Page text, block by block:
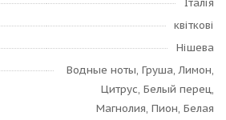
Італія
квіткові
Нішева
Водные ноты, Груша, Лимон,
Цитрус, Белый перец,
Магнолия, Пион, Белая